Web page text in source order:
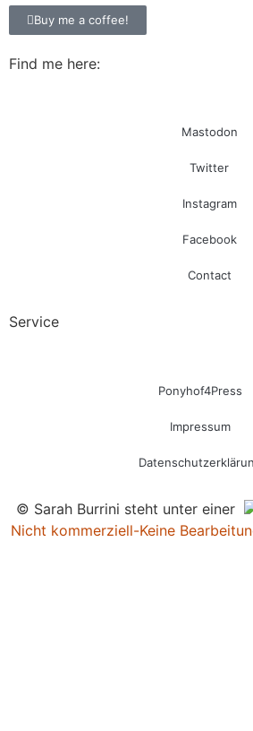
Buy me a coffee!
Find me here:
Mastodon
Twitter
Instagram
Facebook
Contact
Service
Ponyhof4Press
Impressum
© Sarah Burrini steht unter einer
Nicht kommerziell-Keine